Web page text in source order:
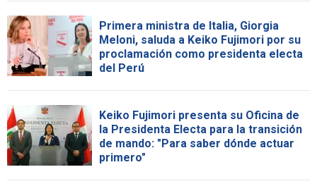
Primera ministra de Italia, Giorgia
Meloni, saluda a Keiko Fujimori por su
proclamación como presidenta electa
del Perú
Keiko Fujimori presenta su Oficina de
la Presidenta Electa para la transición
de mando: "Para saber dónde actuar
primero"